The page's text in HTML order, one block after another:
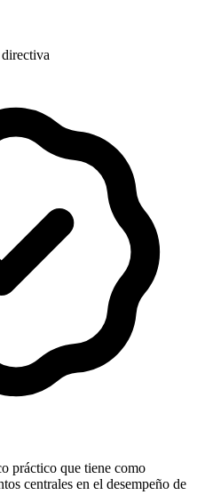
práctico que tiene como
centrales en el desempeño de